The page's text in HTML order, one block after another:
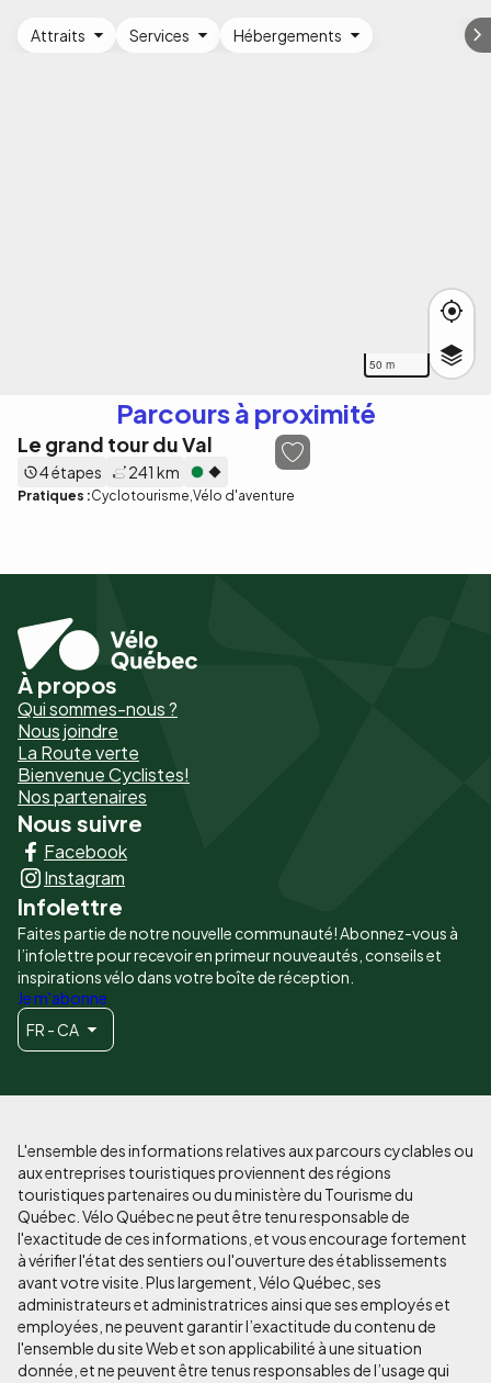
50 m
Attraits Services Hébergements
Parcours à proximité
Le grand tour du Val
4 étapes 241 km
Pratiques :Cyclotourisme Vélo d'aventure
Pied
de
page
-
Liens
principaux
À propos
Qui sommes-nous ?
Nous joindre
La Route verte
Bienvenue Cyclistes!
Nos partenaires
Nous suivre
Facebook
Instagram
Infolettre
Faites partie de notre nouvelle communauté! Abonnez-vous à
l’infolettre pour recevoir en primeur nouveautés, conseils et
inspirations vélo dans votre boîte de réception.
Je m'abonne
FR - CA
L'ensemble des informations relatives aux parcours cyclables ou
aux entreprises touristiques proviennent des régions
touristiques partenaires ou du ministère du Tourisme du
Québec. Vélo Québec ne peut être tenu responsable de
l'exactitude de ces informations, et vous encourage fortement
à vérifier l'état des sentiers ou l'ouverture des établissements
avant votre visite. Plus largement, Vélo Québec, ses
administrateurs et administratrices ainsi que ses employés et
employées, ne peuvent garantir l’exactitude du contenu de
l'ensemble du site Web et son applicabilité à une situation
donnée, et ne peuvent être tenus responsables de l’usage qui